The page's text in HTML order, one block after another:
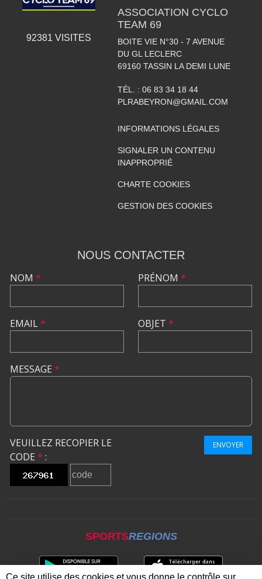
92381 VISITES
ASSOCIATION CYCLO
TEAM 69
BOITE VIE N°30 - 7 AVENUE
DU GL LECLERC
69160 TASSIN LA DEMI LUNE
TÉL. : 06 83 34 18 44
PLRABEYRON@GMAIL.COM
INFORMATIONS LÉGALES
SIGNALER UN CONTENU
INAPPROPRIÉ
CHARTE COOKIES
GESTION DES COOKIES
NOUS CONTACTER
NOM *
EMAIL*
PRÉNOM *
OBJET *
MESSAGE *
VEUILLEZ RECOPIER LE
CODE * :
ENVOYER
SPORTSREGIONS
Ce site utilise des cookies et vous donne le contrôle sur